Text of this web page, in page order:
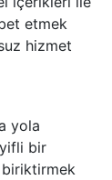
etmek
hizmet
yola
bir
biriktirmek